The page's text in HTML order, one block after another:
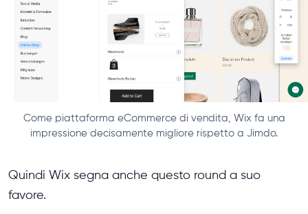
Come piattaforma eCommerce di vendita, Wix fa una
impressione decisamente migliore rispetto a Jimdo.
Quindi Wix segna anche questo round a suo
favore.